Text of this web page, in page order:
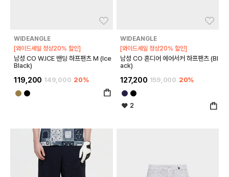
WIDEANGLE
[와이드세일 정상20% 할인]
남성 CO W.ICE 밴딩 하프팬츠 M (Ice
Black)
119,200 149,000 20%
WIDEANGLE
[와이드세일 정상20% 할인]
남성 CO 혼디어 에어서커 하프팬츠 (Bl
ack)
127,200 159,000 20%
2